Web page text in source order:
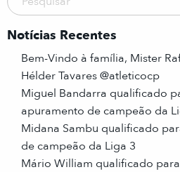
Notícias Recentes
Bem-Vindo à família, Mister
Hélder Tavares @atleticocp
Miguel Bandarra qualificado
apuramento de campeão da
Midana Sambu qualificado
de campeão da Liga 3
Mário William qualificado